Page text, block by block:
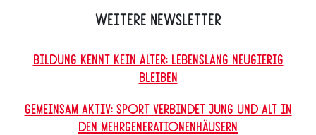
Weitere Newsletter
Bildung kennt kein Alter: Lebenslang neugierig
bleiben
Gemeinsam aktiv: Sport verbindet Jung und Alt in
den Mehrgenerationenhäusern